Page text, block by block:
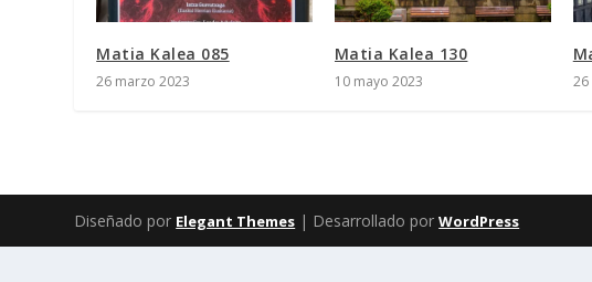
Matia Kalea 085
26 marzo 2023
Matia Kalea 130
10 mayo 2023 26
Diseñado por Elegant Themes | Desarrollado porWordPress